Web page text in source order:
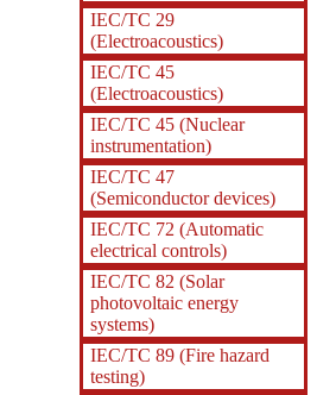
IEC/TC 29
(Electroacoustics)
IEC/TC 45
(Electroacoustics)
IEC/TC 45 (Nuclear
instrumentation)
IEC/TC 47
(Semiconductor devices)
IEC/TC 72 (Automatic
electrical controls)
IEC/TC 82 (Solar
photovoltaic energy
systems)
IEC/TC 89 (Fire hazard
testing)